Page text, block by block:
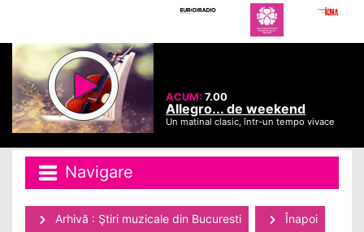
ACUM:7.00
Allegro... de weekend
Un matinal clasic, într-un tempo vivace
Navigare
Arhivă : Ştiri muzicale din Bucuresti Înapoi